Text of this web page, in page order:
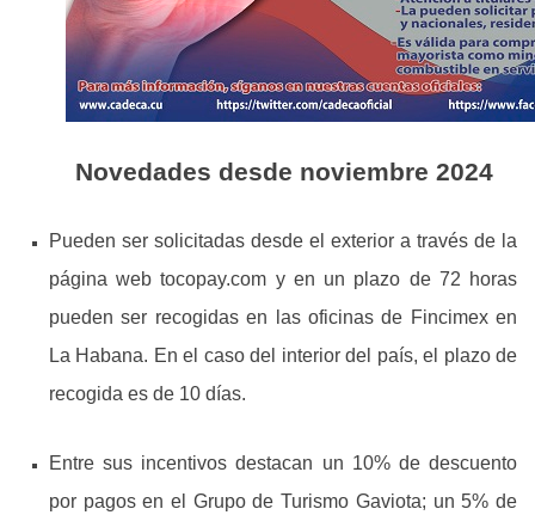
Novedades desde noviembre 2024
Pueden ser solicitadas desde el exterior a través de la
página web tocopay.com y en un plazo de 72 horas
pueden ser recogidas en las oficinas de Fincimex en
La Habana. En el caso del interior del país, el plazo de
recogida es de 10 días.
Entre sus incentivos destacan un 10% de descuento
por pagos en el Grupo de Turismo Gaviota; un 5% de